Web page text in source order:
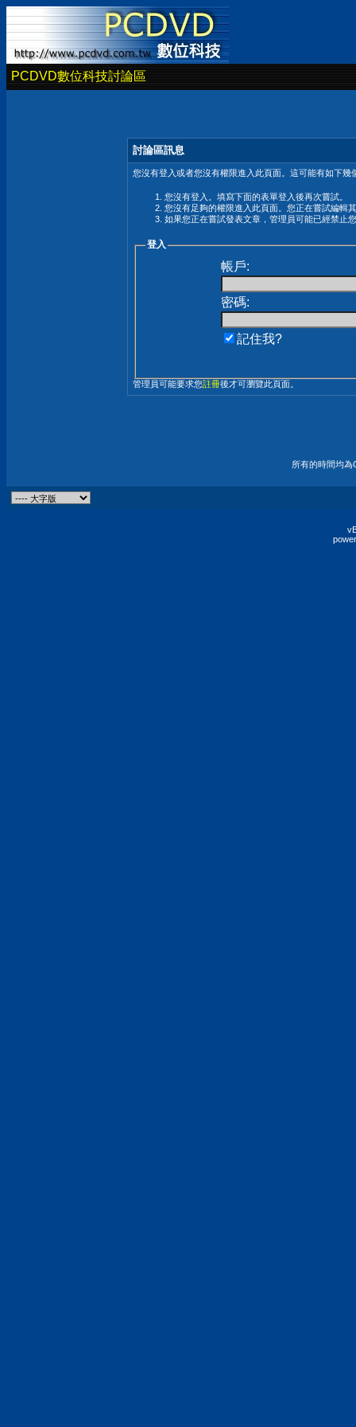
PCDVD數位科技討論區
討論區訊息
您沒有登入或者您沒有權限進入此頁面。這可能有如下幾
您沒有登入。填寫下面的表單登入後再次嘗試。
您沒有足夠的權限進入此頁面。您正在嘗試編輯
如果您正在嘗試發表文章，管理員可能已經禁止
登入
帳戶:
密碼:
記住我?
管理員可能要求您註冊後才可瀏覽此頁面。
所有的時間均為